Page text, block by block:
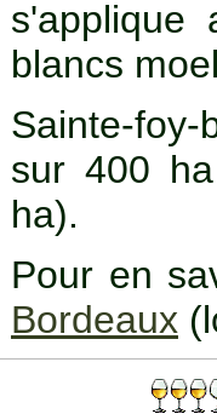
s'applique
blancs
Sainte-
sur 400
ha).
Pour en
Bordeaux